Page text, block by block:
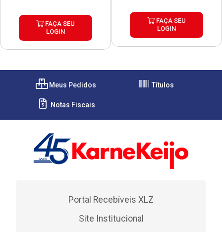
FAÇA SEU
LOGIN
FAÇA SEU
LOGIN
Meus Pedidos Títulos
Notas Fiscais
Portal Recebíveis XLZ
Site Institucional